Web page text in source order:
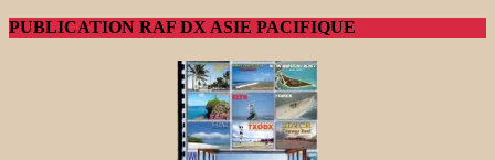
PUBLICATION RAF DX ASIE PACIFIQUE